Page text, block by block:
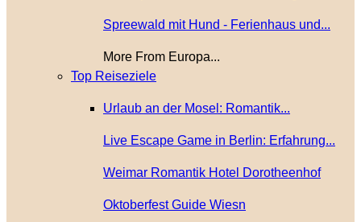
Spreewald mit Hund - Ferienhaus und...
More From Europa...
Top Reiseziele
Urlaub an der Mosel: Romantik...
Live Escape Game in Berlin: Erfahrung...
Weimar Romantik Hotel Dorotheenhof
Oktoberfest Guide Wiesn